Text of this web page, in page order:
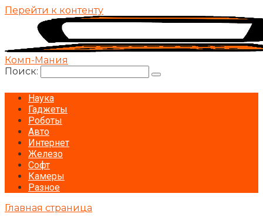
Перейти к контенту
Комп-Мания
Поиск:
Наука
Гаджеты
Роботы
Авто
Интернет
Железо
Софт
Камеры
Разное
Главная страница